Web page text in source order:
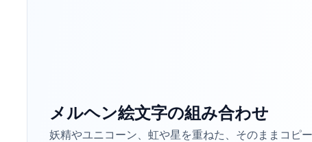
メルヘン絵文字の組み合わせ
妖精やユニコーン、虹や星を重ねた、そのままコピ